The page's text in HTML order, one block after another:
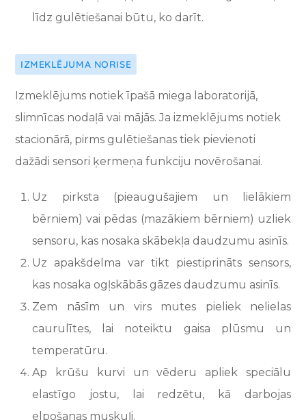
līdz gulētiešanai būtu, ko darīt.
IZMEKLĒJUMA NORISE
Izmeklējums notiek īpašā miega laboratorijā,
slimnīcas nodaļā vai mājās. Ja izmeklējums notiek
stacionārā, pirms gulētiešanas tiek pievienoti
dažādi sensori ķermeņa funkciju novērošanai.
Uz pirksta (pieaugušajiem un lielākiem
bērniem) vai pēdas (mazākiem bērniem) uzliek
sensoru, kas nosaka skābekļa daudzumu asinīs.
Uz apakšdelma var tikt piestiprināts sensors,
kas nosaka ogļskābās gāzes daudzumu asinīs.
Zem nāsīm un virs mutes pieliek nelielas
caurulītes, lai noteiktu gaisa plūsmu un
temperatūru.
Ap krūšu kurvi un vēderu apliek speciālu
elastīgo jostu, lai redzētu, kā darbojas
elpošanas muskuļi.